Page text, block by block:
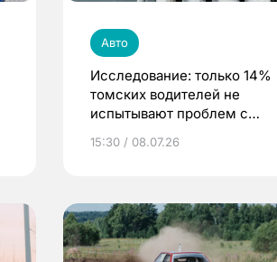
Авто
Исследование: только 14%
томских водителей не
испытывают проблем с
15:30 / 08.07.26